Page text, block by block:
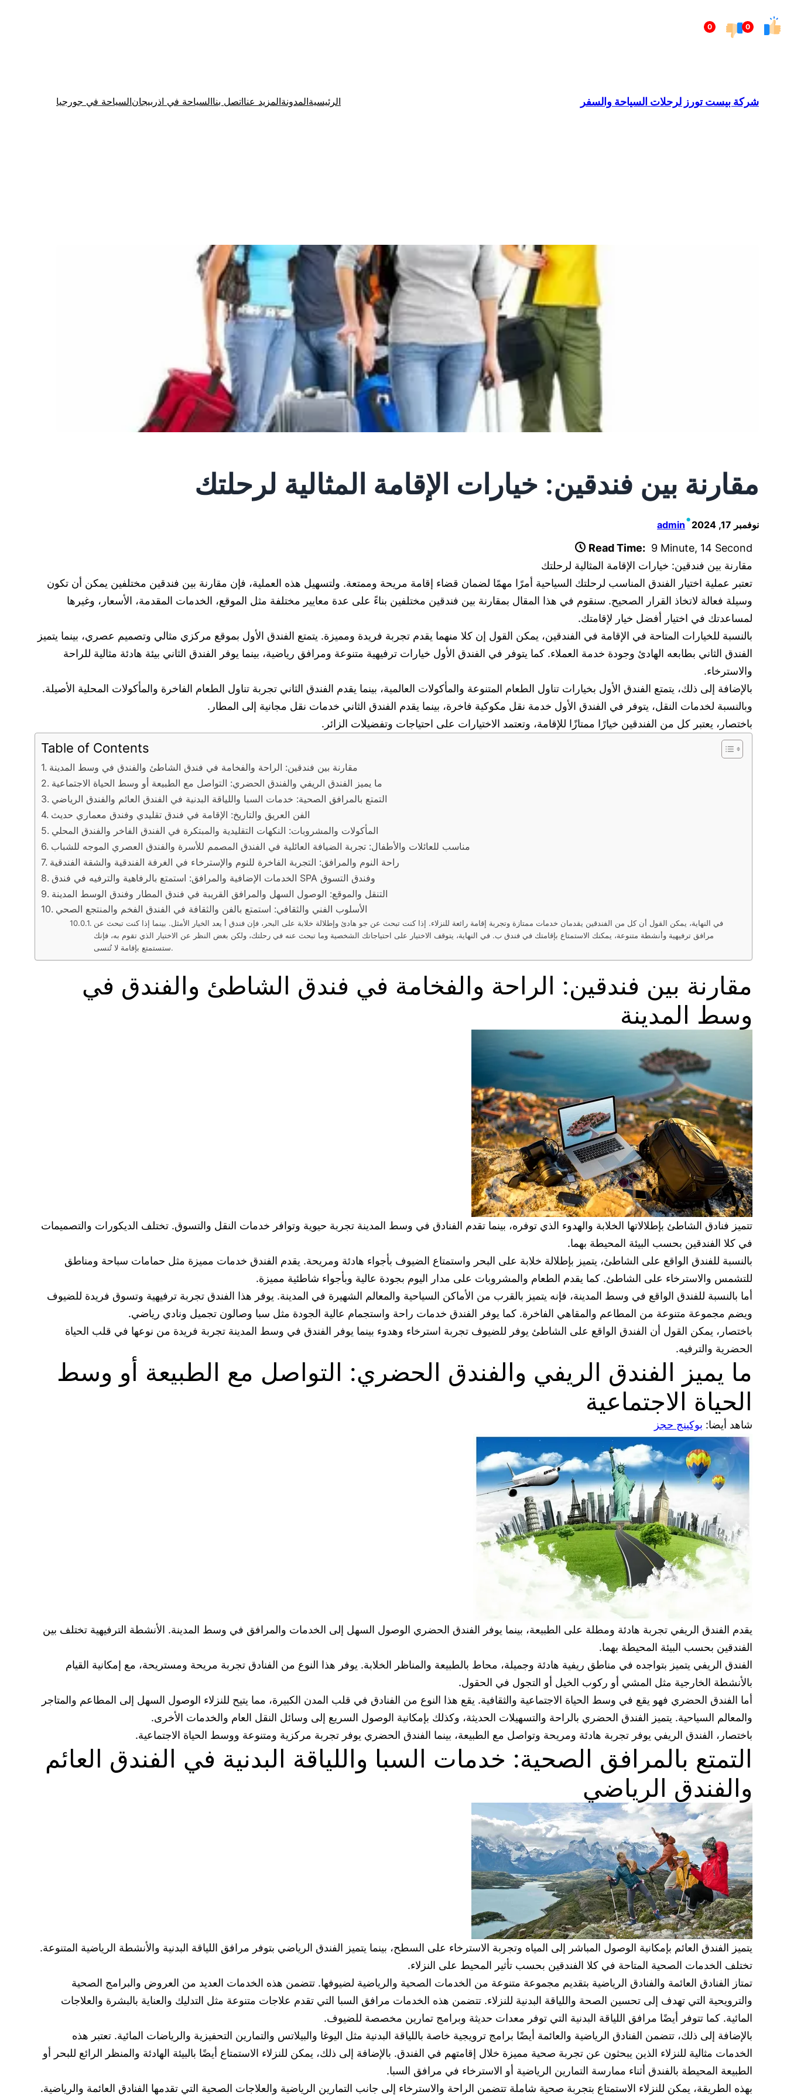
0
0إلى
شركة بيست تورز لرحلات السياحة والسفر الرئيسيةالمدونةالمزيد عنااتصل بناالسياحة في اذربيجانالسياحة في جورجيا
مقارنة بين فندقين: خيارات الإقامة المثالية لرحلتك
نوفمبر 17, 2024 •
admin
Read Time: 9 Minute, 14 Second
مقارنة بين فندقين: خيارات الإقامة المثالية لرحلتك
تعتبر عملية اختيار الفندق المناسب لرحلتك السياحية أمرًا مهمًا لضمان قضاء إقامة مريحة وممتعة. ولتسهيل هذه العملية، فإن مقارنة بين فندقين مختلفين يمكن أن تكون
وسيلة فعالة لاتخاذ القرار الصحيح. سنقوم في هذا المقال بمقارنة بين فندقين مختلفين بناءً على عدة معايير مختلفة مثل الموقع، الخدمات المقدمة، الأسعار، وغيرها
لمساعدتك في اختيار أفضل خيار لإقامتك.
بالنسبة للخيارات المتاحة في الإقامة في الفندقين، يمكن القول إن كلا منهما يقدم تجربة فريدة ومميزة. يتمتع الفندق الأول بموقع مركزي مثالي وتصميم عصري، بينما يتميز
الفندق الثاني بطابعه الهادئ وجودة خدمة العملاء. كما يتوفر في الفندق الأول خيارات ترفيهية متنوعة ومرافق رياضية، بينما يوفر الفندق الثاني بيئة هادئة مثالية للراحة
والاسترخاء.
بالإضافة إلى ذلك، يتمتع الفندق الأول بخيارات تناول الطعام المتنوعة والمأكولات العالمية، بينما يقدم الفندق الثاني تجربة تناول الطعام الفاخرة والمأكولات المحلية الأصيلة.
وبالنسبة لخدمات النقل، يتوفر في الفندق الأول خدمة نقل مكوكية فاخرة، بينما يقدم الفندق الثاني خدمات نقل مجانية إلى المطار.
باختصار، يعتبر كل من الفندقين خيارًا ممتازًا للإقامة، وتعتمد الاختيارات على احتياجات وتفضيلات الزائر.
Table of Contents
مقارنة بين فندقين: الراحة والفخامة في فندق الشاطئ والفندق في وسط المدينة
ما يميز الفندق الريفي والفندق الحضري: التواصل مع الطبيعة أو وسط الحياة الاجتماعية
التمتع بالمرافق الصحية: خدمات السبا واللياقة البدنية في الفندق العائم والفندق الرياضي
الفن العريق والتاريخ: الإقامة في فندق تقليدي وفندق معماري حديث
المأكولات والمشروبات: النكهات التقليدية والمبتكرة في الفندق الفاخر والفندق المحلي
مناسب للعائلات والأطفال: تجربة الضيافة العائلية في الفندق المصمم للأسرة والفندق العصري الموجه للشباب
راحة النوم والمرافق: التجربة الفاخرة للنوم والإسترخاء في الغرفة الفندقية والشقة الفندقية
الخدمات الإضافية والمرافق: استمتع بالرفاهية والترفيه في فندق SPA وفندق التسوق
التنقل والموقع: الوصول السهل والمرافق القريبة في فندق المطار وفندق الوسط المدينة
الأسلوب الفني والثقافي: استمتع بالفن والثقافة في الفندق الفخم والمنتجع الصحي
في النهاية، يمكن القول أن كل من الفندقين يقدمان خدمات ممتازة وتجربة إقامة رائعة للنزلاء. إذا كنت تبحث عن جو هادئ وإطلالة خلابة على البحر، فإن فندق أ يعد الخيار الأمثل. بينما إذا كنت تبحث عن
مرافق ترفيهية وأنشطة متنوعة، يمكنك الاستمتاع بإقامتك في فندق ب. في النهاية، يتوقف الاختيار على احتياجاتك الشخصية وما تبحث عنه في رحلتك، ولكن بغض النظر عن الاختيار الذي تقوم به، فإنك
ستستمتع بإقامة لا تُنسى.
مقارنة بين فندقين: الراحة والفخامة في فندق الشاطئ والفندق في
وسط المدينة
تتميز فنادق الشاطئ بإطلالاتها الخلابة والهدوء الذي توفره، بينما تقدم الفنادق في وسط المدينة تجربة حيوية وتوافر خدمات النقل والتسوق. تختلف الديكورات والتصميمات
في كلا الفندقين بحسب البيئة المحيطة بهما.
بالنسبة للفندق الواقع على الشاطئ، يتميز بإطلالة خلابة على البحر واستمتاع الضيوف بأجواء هادئة ومريحة. يقدم الفندق خدمات مميزة مثل حمامات سباحة ومناطق
للتشمس والاسترخاء على الشاطئ. كما يقدم الطعام والمشروبات على مدار اليوم بجودة عالية وبأجواء شاطئية مميزة.
أما بالنسبة للفندق الواقع في وسط المدينة، فإنه يتميز بالقرب من الأماكن السياحية والمعالم الشهيرة في المدينة. يوفر هذا الفندق تجربة ترفيهية وتسوق فريدة للضيوف
ويضم مجموعة متنوعة من المطاعم والمقاهي الفاخرة. كما يوفر الفندق خدمات راحة واستجمام عالية الجودة مثل سبا وصالون تجميل ونادي رياضي.
باختصار، يمكن القول أن الفندق الواقع على الشاطئ يوفر للضيوف تجربة استرخاء وهدوء بينما يوفر الفندق في وسط المدينة تجربة فريدة من نوعها في قلب الحياة
الحضرية والترفيه.
ما يميز الفندق الريفي والفندق الحضري: التواصل مع الطبيعة أو وسط
الحياة الاجتماعية
شاهد أيضا: بوكينج حجز
يقدم الفندق الريفي تجربة هادئة ومطلة على الطبيعة، بينما يوفر الفندق الحضري الوصول السهل إلى الخدمات والمرافق في وسط المدينة. الأنشطة الترفيهية تختلف بين
الفندقين بحسب البيئة المحيطة بهما.
الفندق الريفي يتميز بتواجده في مناطق ريفية هادئة وجميلة، محاط بالطبيعة والمناظر الخلابة. يوفر هذا النوع من الفنادق تجربة مريحة ومستريحة، مع إمكانية القيام
بالأنشطة الخارجية مثل المشي أو ركوب الخيل أو التجول في الحقول.
أما الفندق الحضري فهو يقع في وسط الحياة الاجتماعية والثقافية. يقع هذا النوع من الفنادق في قلب المدن الكبيرة، مما يتيح للنزلاء الوصول السهل إلى المطاعم والمتاجر
والمعالم السياحية. يتميز الفندق الحضري بالراحة والتسهيلات الحديثة، وكذلك بإمكانية الوصول السريع إلى وسائل النقل العام والخدمات الأخرى.
باختصار، الفندق الريفي يوفر تجربة هادئة ومريحة وتواصل مع الطبيعة، بينما الفندق الحضري يوفر تجربة مركزية ومتنوعة ووسط الحياة الاجتماعية.
التمتع بالمرافق الصحية: خدمات السبا واللياقة البدنية في الفندق العائم
والفندق الرياضي
يتميز الفندق العائم بإمكانية الوصول المباشر إلى المياه وتجربة الاسترخاء على السطح، بينما يتميز الفندق الرياضي بتوفر مرافق اللياقة البدنية والأنشطة الرياضية المتنوعة.
تختلف الخدمات الصحية المتاحة في كلا الفندقين بحسب تأثير المحيط على النزلاء.
تمتاز الفنادق العائمة والفنادق الرياضية بتقديم مجموعة متنوعة من الخدمات الصحية والرياضية لضيوفها. تتضمن هذه الخدمات العديد من العروض والبرامج الصحية
والترويحية التي تهدف إلى تحسين الصحة واللياقة البدنية للنزلاء. تتضمن هذه الخدمات مرافق السبا التي تقدم علاجات متنوعة مثل التدليك والعناية بالبشرة والعلاجات
المائية. كما تتوفر أيضًا مرافق اللياقة البدنية التي توفر معدات حديثة وبرامج تمارين مخصصة للضيوف.
بالإضافة إلى ذلك، تتضمن الفنادق الرياضية والعائمة أيضًا برامج ترويجية خاصة باللياقة البدنية مثل اليوغا والبيلاتس والتمارين التحفيزية والرياضات المائية. تعتبر هذه
الخدمات مثالية للنزلاء الذين يبحثون عن تجربة صحية مميزة خلال إقامتهم في الفندق. بالإضافة إلى ذلك، يمكن للنزلاء الاستمتاع أيضًا بالبيئة الهادئة والمنظر الرائع للبحر أو
الطبيعة المحيطة بالفندق أثناء ممارسة التمارين الرياضية أو الاسترخاء في مرافق السبا.
بهذه الطريقة، يمكن للنزلاء الاستمتاع بتجربة صحية شاملة تتضمن الراحة والاسترخاء إلى جانب التمارين الرياضية والعلاجات الصحية التي تقدمها الفنادق العائمة والرياضية.